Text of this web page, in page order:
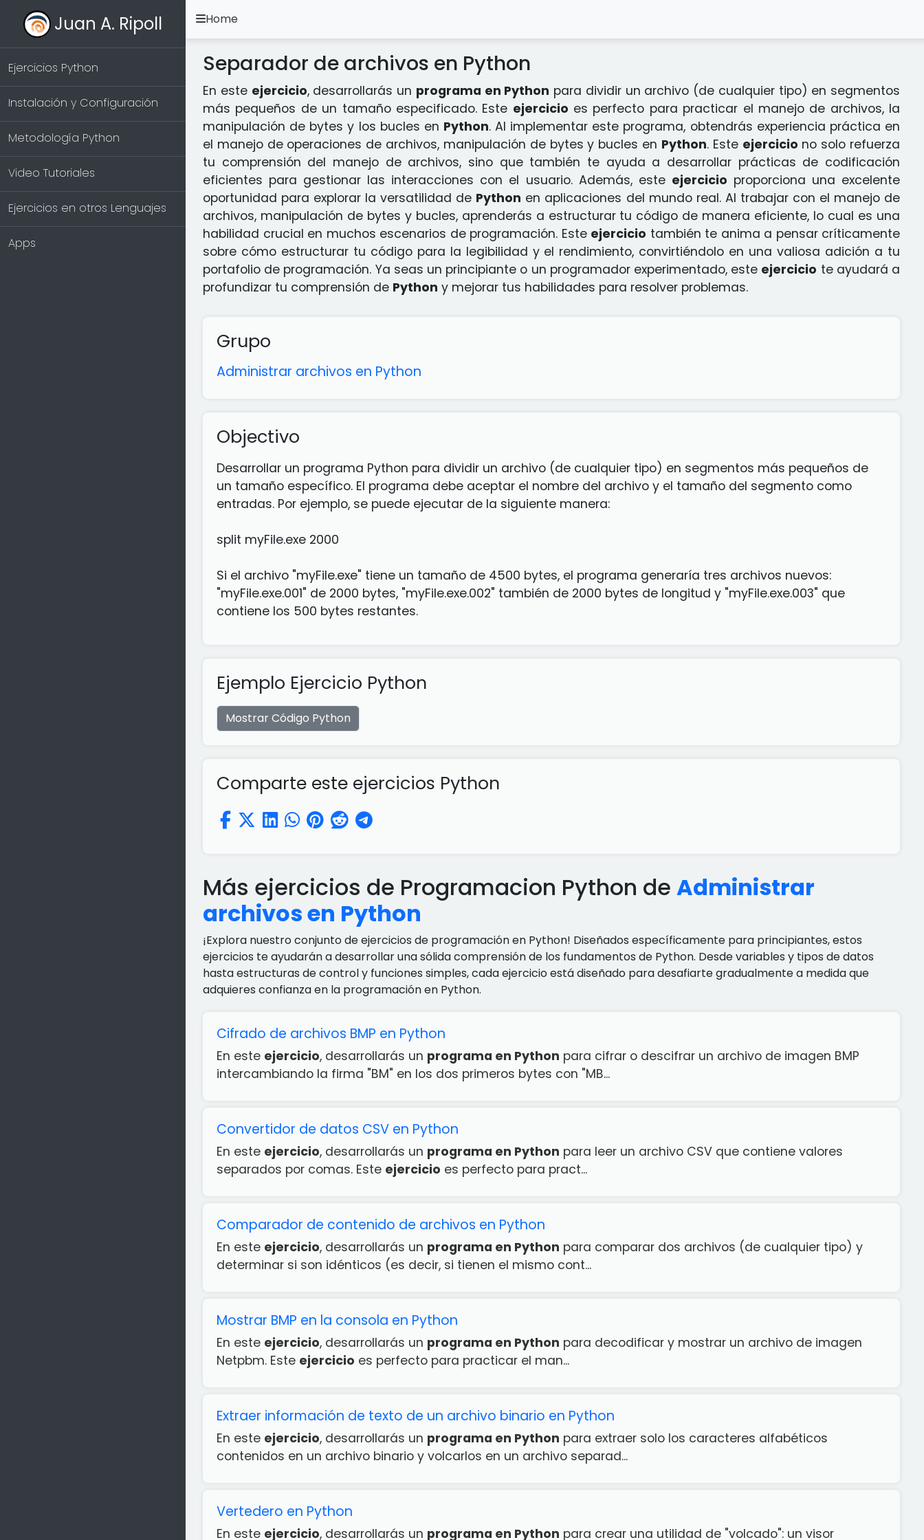
Juan A. Ripoll
Ejercicios Python
Instalación y Configuración
Metodología Python
Video Tutoriales
Ejercicios en otros Lenguajes
Apps
Home
Separador de archivos en Python
En este ejercicio, desarrollarás un programa en Python para dividir un archivo (de cualquier tipo) en segmentos
más pequeños de un tamaño especificado. Este ejercicio es perfecto para practicar el manejo de archivos, la
manipulación de bytes y los bucles en Python. Al implementar este programa, obtendrás experiencia práctica en
el manejo de operaciones de archivos, manipulación de bytes y bucles en Python. Este ejercicio no solo refuerza
tu comprensión del manejo de archivos, sino que también te ayuda a desarrollar prácticas de codificación
eficientes para gestionar las interacciones con el usuario. Además, este ejercicio proporciona una excelente
oportunidad para explorar la versatilidad de Python en aplicaciones del mundo real. Al trabajar con el manejo de
archivos, manipulación de bytes y bucles, aprenderás a estructurar tu código de manera eficiente, lo cual es una
habilidad crucial en muchos escenarios de programación. Este ejercicio también te anima a pensar críticamente
sobre cómo estructurar tu código para la legibilidad y el rendimiento, convirtiéndolo en una valiosa adición a tu
portafolio de programación. Ya seas un principiante o un programador experimentado, este ejercicio te ayudará a
profundizar tu comprensión de Python y mejorar tus habilidades para resolver problemas.
Grupo
Administrar archivos en Python
Objectivo
Desarrollar un programa Python para dividir un archivo (de cualquier tipo) en segmentos más pequeños de
un tamaño específico. El programa debe aceptar el nombre del archivo y el tamaño del segmento como
entradas. Por ejemplo, se puede ejecutar de la siguiente manera:
split myFile.exe 2000
Si el archivo "myFile.exe" tiene un tamaño de 4500 bytes, el programa generaría tres archivos nuevos:
"myFile.exe.001" de 2000 bytes, "myFile.exe.002" también de 2000 bytes de longitud y "myFile.exe.003" que
contiene los 500 bytes restantes.
Ejemplo Ejercicio Python
Mostrar Código Python
Comparte este ejercicios Python
Más ejercicios de Programacion Python de Administrar
archivos en Python
¡Explora nuestro conjunto de ejercicios de programación en Python! Diseñados específicamente para principiantes, estos
ejercicios te ayudarán a desarrollar una sólida comprensión de los fundamentos de Python. Desde variables y tipos de datos
hasta estructuras de control y funciones simples, cada ejercicio está diseñado para desafiarte gradualmente a medida que
adquieres confianza en la programación en Python.
Cifrado de archivos BMP en Python
En este ejercicio, desarrollarás un programa en Python para cifrar o descifrar un archivo de imagen BMP
intercambiando la firma "BM" en los dos primeros bytes con "MB...
Convertidor de datos CSV en Python
En este ejercicio, desarrollarás un programa en Python para leer un archivo CSV que contiene valores
separados por comas. Este ejercicio es perfecto para pract...
Comparador de contenido de archivos en Python
En este ejercicio, desarrollarás un programa en Python para comparar dos archivos (de cualquier tipo) y
determinar si son idénticos (es decir, si tienen el mismo cont...
Mostrar BMP en la consola en Python
En este ejercicio, desarrollarás un programa en Python para decodificar y mostrar un archivo de imagen
Netpbm. Este ejercicio es perfecto para practicar el man...
Extraer información de texto de un archivo binario en Python
En este ejercicio, desarrollarás un programa en Python para extraer solo los caracteres alfabéticos
contenidos en un archivo binario y volcarlos en un archivo separad...
Vertedero en Python
En este ejercicio, desarrollarás un programa en Python para crear una utilidad de "volcado": un visor